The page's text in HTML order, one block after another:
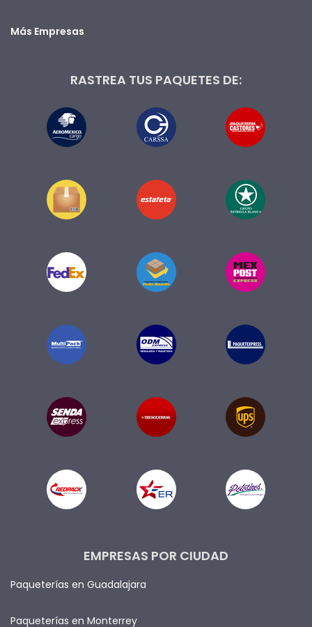
Más Empresas
RASTREA TUS PAQUETES DE:
EMPRESAS POR CIUDAD
Paqueterías en Guadalajara
Paqueterías en Monterrey